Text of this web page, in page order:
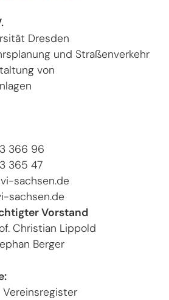
Dresden
und Straßenverkehr
von
366 96
365 47
sachsen.de
sachsen.de
Vorstand
Christian Lippold
Berger
Vereinsregister